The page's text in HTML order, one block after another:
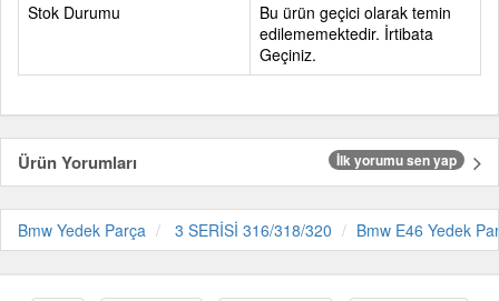
Stok Durumu
Bu ürün geçici olarak temin
edilememektedir. İrtibata
Geçiniz.
Ürün Yorumları İlk yorumu sen yap
Bmw Yedek Parça 3 SERİSİ 316/318/320 Bmw E46 Yedek